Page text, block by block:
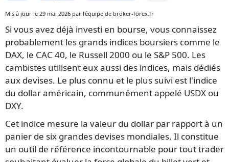
Mis à jour le 29 mai 2026 par l'équipe de broker-forex.fr
Si vous avez déjà investi en bourse, vous connaissez
probablement les grands indices boursiers comme le
DAX, le CAC 40, le Russell 2000 ou le S&P 500. Les
cambistes utilisent eux aussi des indices, mais dédiés
aux devises. Le plus connu et le plus suivi est l'indice
du dollar américain, communément appelé USDX ou
DXY.
Cet indice mesure la valeur du dollar par rapport à un
panier de six grandes devises mondiales. Il constitue
un outil de référence incontournable pour tout trader